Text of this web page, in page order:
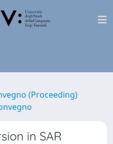
(Proceeding)
in SAR